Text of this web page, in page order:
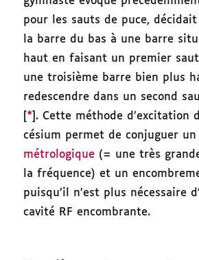
pour les sauts de puce,
la barre du bas à une barre
haut en faisant un premier
une troisième barre bien plus
redescendre dans un second
* ]. Cette méthode d’excitation
césium permet de conjuguer
métrologique (= une très
la fréquence) et un
puisqu’il n’est plus nécessaire
cavité RF encombrante.